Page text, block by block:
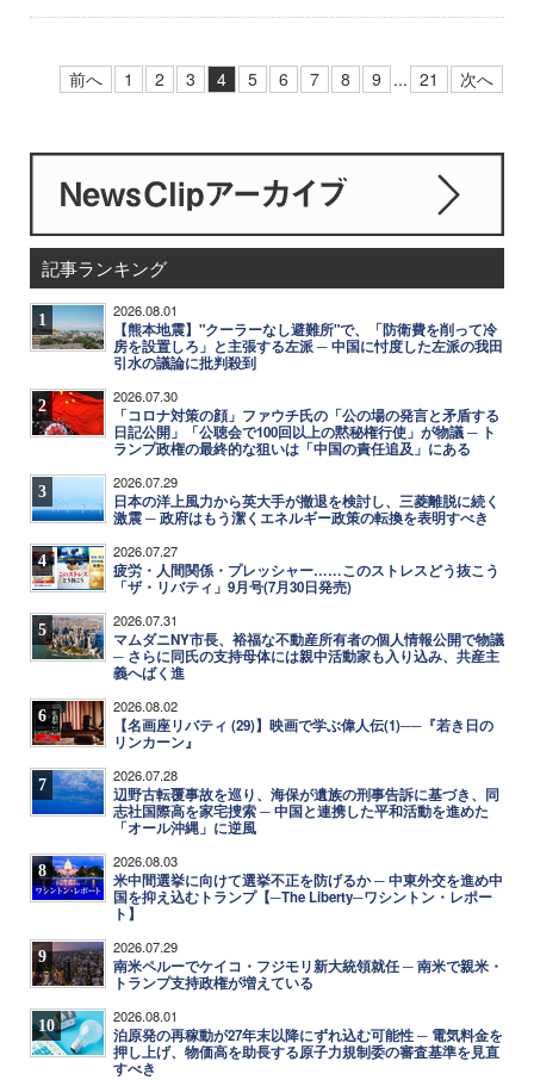
前へ 1 2 3 4 5 6 7 8 9 ... 21 次へ
記事ランキング
1 2026.08.01
【熊本地震】"クーラーなし避難所"で、「防衛費を削って冷
房を設置しろ」と主張する左派 ─ 中国に忖度した左派の我田
引水の議論に批判殺到
2 2026.07.30
「コロナ対策の顔」ファウチ氏の「公の場の発言と矛盾する
日記公開」「公聴会で100回以上の黙秘権行使」が物議 ─ ト
ランプ政権の最終的な狙いは「中国の責任追及」にある
3 2026.07.29
日本の洋上風力から英大手が撤退を検討し、三菱離脱に続く
激震 ─ 政府はもう潔くエネルギー政策の転換を表明すべき
4 2026.07.27
疲労・人間関係・プレッシャー……このストレスどう抜こう
「ザ・リバティ」9月号(7月30日発売)
5 2026.07.31
マムダニNY市長、裕福な不動産所有者の個人情報公開で物議
─ さらに同氏の支持母体には親中活動家も入り込み、共産主
義へばく進
6 2026.08.02
【名画座リバティ (29)】映画で学ぶ偉人伝(1)──『若き日の
リンカーン』
7 2026.07.28
辺野古転覆事故を巡り、海保が遺族の刑事告訴に基づき、同
志社国際高を家宅捜索 ─ 中国と連携した平和活動を進めた
「オール沖縄」に逆風
8 2026.08.03
米中間選挙に向けて選挙不正を防げるか ─ 中東外交を進め中
国を抑え込むトランプ【─The Liberty─ワシントン・レポー
ト】
9 2026.07.29
南米ペルーでケイコ・フジモリ新大統領就任 ─ 南米で親米・
トランプ支持政権が増えている
10 2026.08.01
泊原発の再稼動が27年末以降にずれ込む可能性 ─ 電気料金を
押し上げ、物価高を助長する原子力規制委の審査基準を見直
すべき